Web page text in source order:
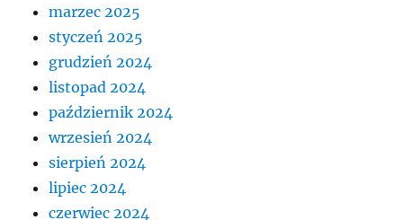
marzec 2025
styczeń 2025
grudzień 2024
listopad 2024
październik 2024
wrzesień 2024
sierpień 2024
lipiec 2024
czerwiec 2024